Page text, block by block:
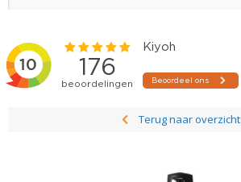
Terug naar overzicht